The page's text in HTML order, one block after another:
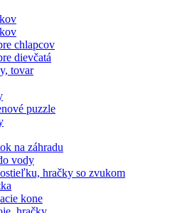
chlapcov
dievčatá
tovar
puzzle
na záhradu
vody
hračky so zvukom
kone